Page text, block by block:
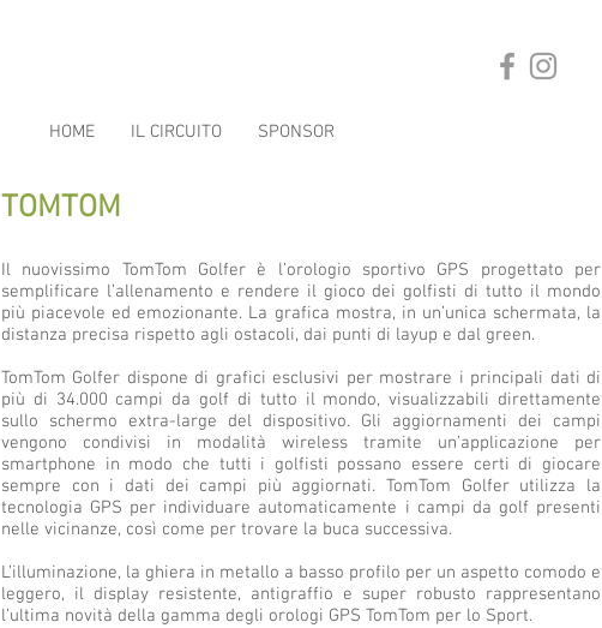
HOME IL CIRCUITO SPONSOR
TOMTOM
Il nuovissimo TomTom Golfer è l’orologio sportivo GPS progettato per
semplificare l’allenamento e rendere il gioco dei golfisti di tutto il mondo
più piacevole ed emozionante. La grafica mostra, in un’unica schermata, la
distanza precisa rispetto agli ostacoli, dai punti di layup e dal green.
TomTom Golfer dispone di grafici esclusivi per mostrare i principali dati di
più di 34.000 campi da golf di tutto il mondo, visualizzabili direttamente
sullo schermo extra-large del dispositivo. Gli aggiornamenti dei campi
vengono condivisi in modalità wireless tramite un’applicazione per
smartphone in modo che tutti i golfisti possano essere certi di giocare
sempre con i dati dei campi più aggiornati. TomTom Golfer utilizza la
tecnologia GPS per individuare automaticamente i campi da golf presenti
nelle vicinanze, così come per trovare la buca successiva.
L’illuminazione, la ghiera in metallo a basso profilo per un aspetto comodo e
leggero, il display resistente, antigraffio e super robusto rappresentano
l’ultima novità della gamma degli orologi GPS TomTom per lo Sport.